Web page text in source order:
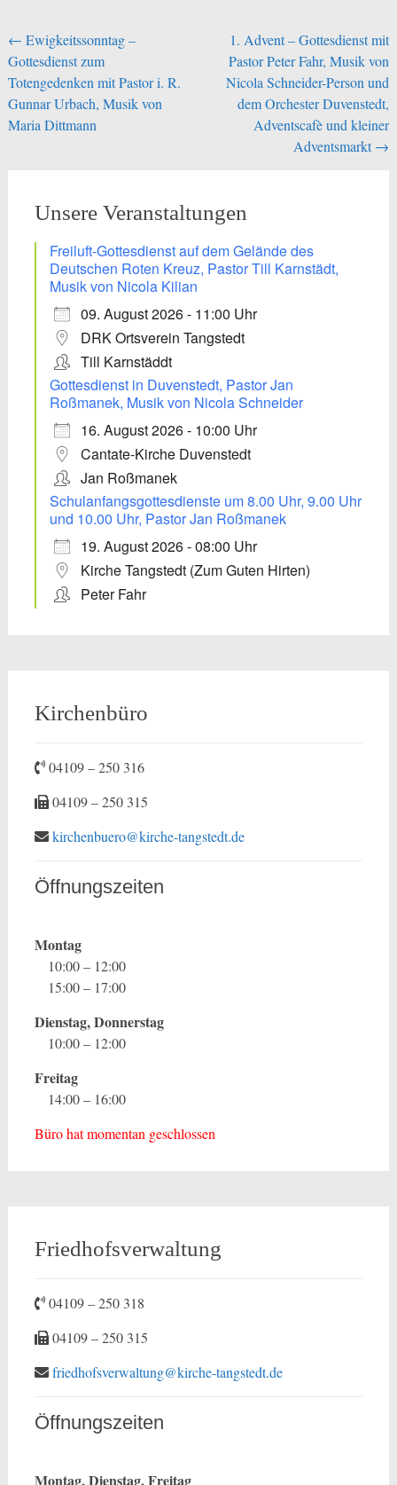
Beitragsnavigation
← Ewigkeitssonntag –
Gottesdienst zum
Totengedenken mit Pastor i. R.
Gunnar Urbach, Musik von
Maria Dittmann
1. Advent – Gottesdienst mit
Pastor Peter Fahr, Musik von
Nicola Schneider-Person und
dem Orchester Duvenstedt,
Adventscafè und kleiner
Adventsmarkt→
Unsere Veranstaltungen
Freiluft-Gottesdienst auf dem Gelände des
Deutschen Roten Kreuz, Pastor Till Karnstädt,
Musik von Nicola Kilian
09. August 2026 - 11:00 Uhr
DRK Ortsverein Tangstedt
Till Karnstäddt
Gottesdienst in Duvenstedt, Pastor Jan
Roßmanek, Musik von Nicola Schneider
16. August 2026 - 10:00 Uhr
Cantate-Kirche Duvenstedt
Jan Roßmanek
Schulanfangsgottesdienste um 8.00 Uhr, 9.00 Uhr
und 10.00 Uhr, Pastor Jan Roßmanek
19. August 2026 - 08:00 Uhr
Kirche Tangstedt (Zum Guten Hirten)
Peter Fahr
Kirchenbüro
04109 – 250 316
04109 – 250 315
kirchenbuero@kirche-tangstedt.de
Öffnungszeiten
Montag
10:00 – 12:00
15:00 – 17:00
Dienstag, Donnerstag
10:00 – 12:00
Freitag
14:00 – 16:00
Büro hat momentan geschlossen
Friedhofsverwaltung
04109 – 250 318
04109 – 250 315
friedhofsverwaltung@kirche-tangstedt.de
Öffnungszeiten
Montag, Dienstag, Freitag